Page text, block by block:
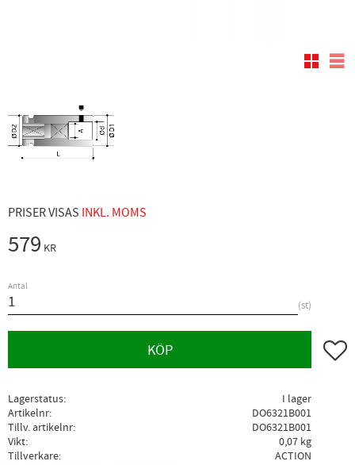
PRISER VISAS INKL. MOMS
579 KR
Antal
st
KÖP Lägg
Lagerstatus
I lager
Artikelnr
DO6321B001
Tillv. artikelnr
DO6321B001
Vikt
0,07 kg
Tillverkare
ACTION